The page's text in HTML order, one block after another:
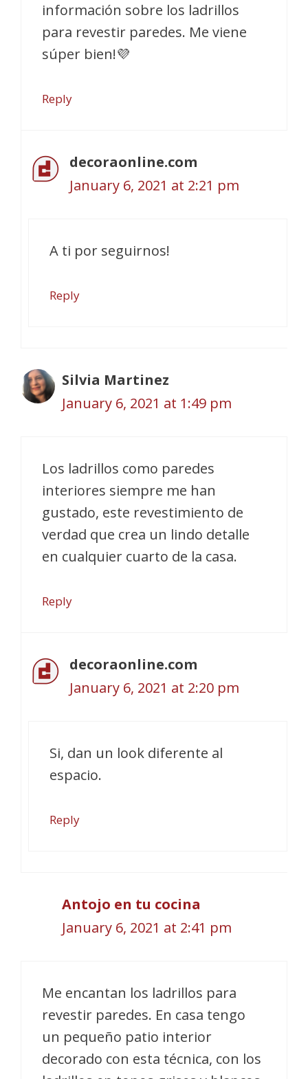
información sobre los ladrillos
para revestir paredes. Me viene
súper bien!💜
Reply
decoraonline.com
January 6, 2021 at 2:21 pm
A ti por seguirnos!
Reply
Silvia Martinez
January 6, 2021 at 1:49 pm
Los ladrillos como paredes
interiores siempre me han
gustado, este revestimiento de
verdad que crea un lindo detalle
en cualquier cuarto de la casa.
Reply
decoraonline.com
January 6, 2021 at 2:20 pm
Si, dan un look diferente al
espacio.
Reply
Antojo en tu cocina
January 6, 2021 at 2:41 pm
Me encantan los ladrillos para
revestir paredes. En casa tengo
un pequeño patio interior
decorado con esta técnica, con los